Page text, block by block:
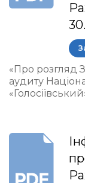
«Про розгляд
аудиту